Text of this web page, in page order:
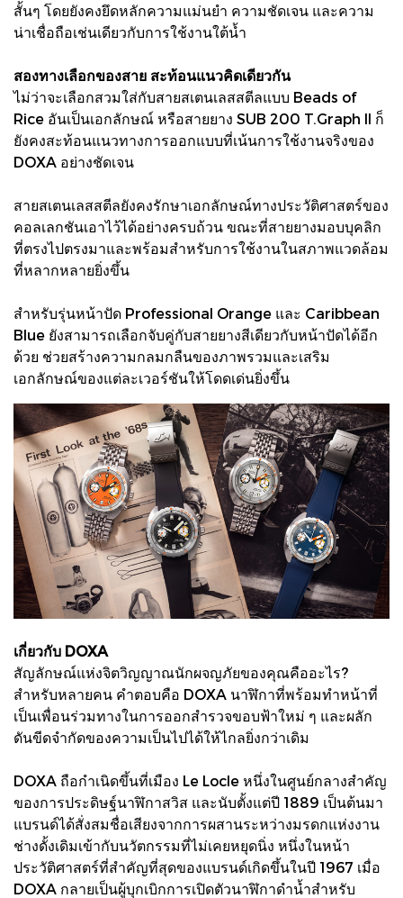
สั้นๆ โดยยังคงยึดหลักความแม่นยำ ความชัดเจน และความ
น่าเชื่อถือเช่นเดียวกับการใช้งานใต้น้ำ
สองทางเลือกของสาย สะท้อนแนวคิดเดียวกัน
ไม่ว่าจะเลือกสวมใส่กับสายสเตนเลสสตีลแบบ Beads of
Rice อันเป็นเอกลักษณ์ หรือสายยาง SUB 200 T.Graph II ก็
ยังคงสะท้อนแนวทางการออกแบบที่เน้นการใช้งานจริงของ
DOXA อย่างชัดเจน
สายสเตนเลสสตีลยังคงรักษาเอกลักษณ์ทางประวัติศาสตร์ของ
คอลเลกชันเอาไว้ได้อย่างครบถ้วน ขณะที่สายยางมอบบุคลิก
ที่ตรงไปตรงมาและพร้อมสำหรับการใช้งานในสภาพแวดล้อม
ที่หลากหลายยิ่งขึ้น
สำหรับรุ่นหน้าปัด Professional Orange และ Caribbean
Blue ยังสามารถเลือกจับคู่กับสายยางสีเดียวกับหน้าปัดได้อีก
ด้วย ช่วยสร้างความกลมกลืนของภาพรวมและเสริม
เอกลักษณ์ของแต่ละเวอร์ชันให้โดดเด่นยิ่งขึ้น
เกี่ยวกับ DOXA
สัญลักษณ์แห่งจิตวิญญาณนักผจญภัยของคุณคืออะไร?
สำหรับหลายคน คำตอบคือ DOXA นาฬิกาที่พร้อมทำหน้าที่
เป็นเพื่อนร่วมทางในการออกสำรวจขอบฟ้าใหม่ ๆ และผลัก
ดันขีดจำกัดของความเป็นไปได้ให้ไกลยิ่งกว่าเดิม
DOXA ถือกำเนิดขึ้นที่เมือง Le Locle หนึ่งในศูนย์กลางสำคัญ
ของการประดิษฐ์นาฬิกาสวิส และนับตั้งแต่ปี 1889 เป็นต้นมา
แบรนด์ได้สั่งสมชื่อเสียงจากการผสานระหว่างมรดกแห่งงาน
ช่างดั้งเดิมเข้ากับนวัตกรรมที่ไม่เคยหยุดนิ่ง หนึ่งในหน้า
ประวัติศาสตร์ที่สำคัญที่สุดของแบรนด์เกิดขึ้นในปี 1967 เมื่อ
DOXA กลายเป็นผู้บุกเบิกการเปิดตัวนาฬิกาดำน้ำสำหรับ